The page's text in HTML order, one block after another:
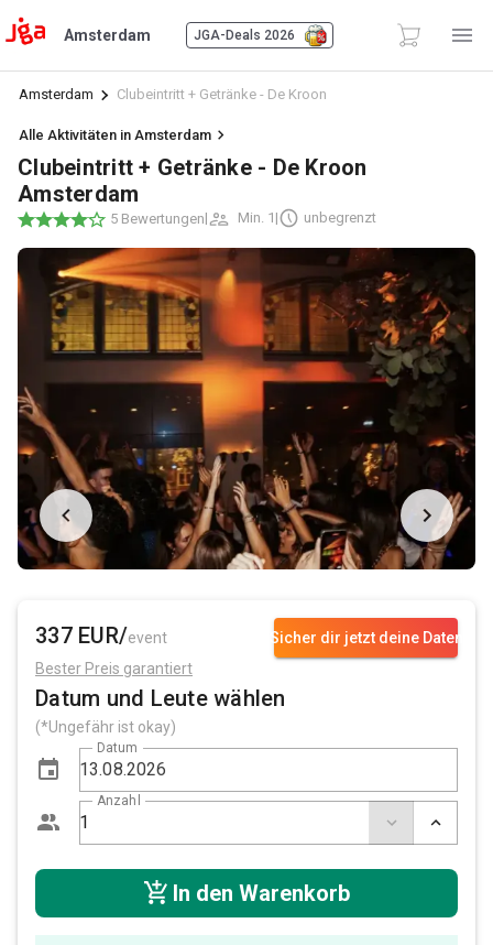
Amsterdam JGA-Deals 2026
Amsterdam Clubeintritt + Getränke - De Kroon
Alle Aktivitäten in Amsterdam
Clubeintritt + Getränke - De Kroon
Amsterdam
5 Bewertungen| Min. 1 | unbegrenzt
Sicher dir jetzt deine Daten
337 EUR/event
Bester Preis garantiert
Datum und Leute wählen
(*Ungefähr ist okay)
Datum
Anzahl
In den Warenkorb